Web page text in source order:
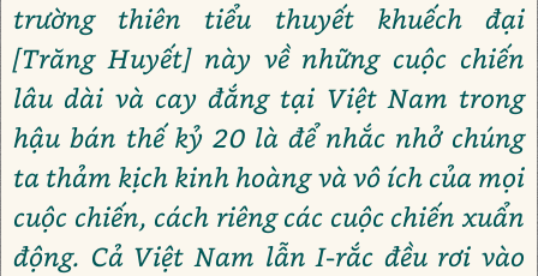
trường thiên tiểu thuyết khuếch đại
[Trăng Huyết] này về những cuộc chiến
lâu dài và cay đắng tại Việt Nam trong
hậu bán thế kỷ 20 là để nhắc nhở chúng
ta thảm kịch kinh hoàng và vô ích của mọi
cuộc chiến, cách riêng các cuộc chiến xuẩn
động. Cả Việt Nam lẫn I-rắc đều rơi vào